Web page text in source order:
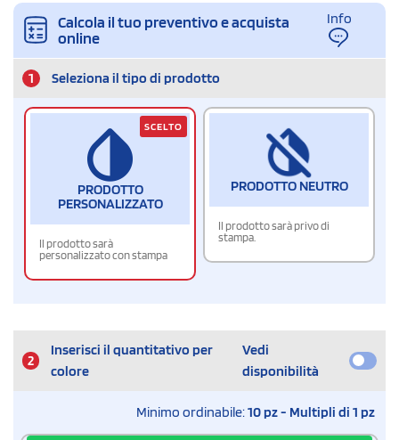
Calcola il tuo preventivo e acquista
online
Info
1 Seleziona il tipo di prodotto
PRODOTTO
PERSONALIZZATO
Il prodotto sarà
personalizzato con stampa
SCELTO
PRODOTTO NEUTRO
Il prodotto sarà privo di
stampa.
2
Inserisci il quantitativo per
colore
Vedi
disponibilità
Minimo ordinabile:10 pz - Multipli di 1 pz